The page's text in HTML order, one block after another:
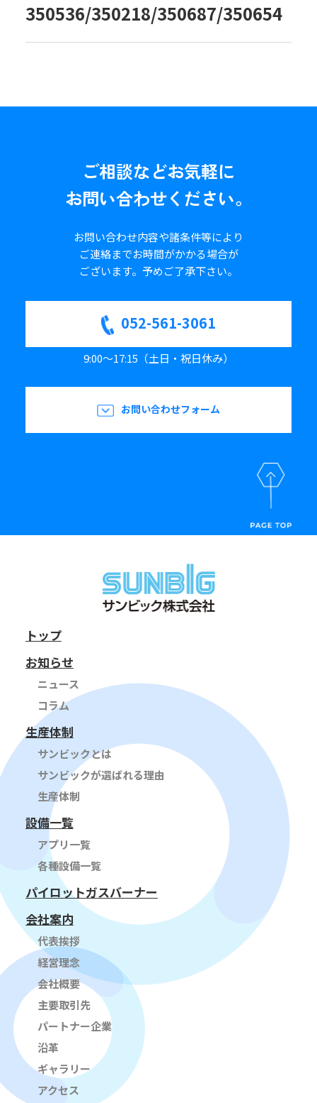
350536/350218/350687/350654
ご相談などお気軽に
お問い合わせください。
お問い合わせ内容や諸条件等により
ご連絡までお時間がかかる場合が
ございます。 予めご了承下さい。
052-561-3061
9:00～17:15（土日・祝日休み）
お問い合わせフォーム
トップ
お知らせ
ニュース
コラム
生産体制
サンビックとは
サンビックが選ばれる理由
生産体制
設備一覧
アプリ一覧
各種設備一覧
パイロットガスバーナー
会社案内
代表挨拶
経営理念
会社概要
主要取引先
パートナー企業
沿革
ギャラリー
アクセス